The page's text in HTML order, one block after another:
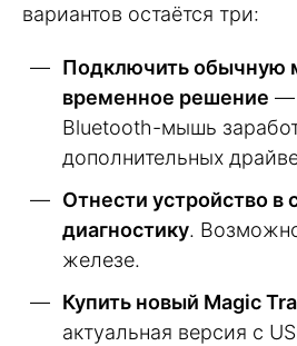
вариантов остаётся три:
Подключить обычную
временное решение —
Bluetooth-мышь
дополнительных
Отнести устройство в
диагностику.
железе.
Купить новый Magic
актуальная версия с